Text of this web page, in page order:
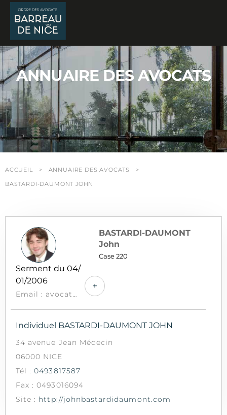
Panneau de gestion des cookies
ANNUAIRE DES AVOCATS
ACCUEIL
ANNUAIRE DES AVOCATS
BASTARDI-DAUMONT JOHN
BASTARDI-DAUMONT
John
Case 220
Serment du 04/
01/2006
Email : avocat@bastardidaumont.com
+
Individuel BASTARDI-DAUMONT JOHN
34 avenue Jean Médecin
06000 NICE
Tél :0493817587
Fax : 0493016094
Site : http://johnbastardidaumont.com